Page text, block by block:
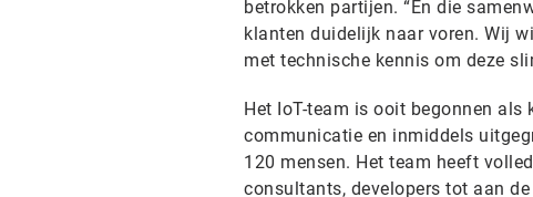
betrokken partijen. “En die
klanten duidelijk naar voren. Wij
met technische kennis om deze
Het IoT-team is ooit begonnen
communicatie en inmiddels
120 mensen. Het team heeft
consultants, developers tot aan